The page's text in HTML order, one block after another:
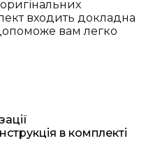
входить докладна
вам легко
в комплекті